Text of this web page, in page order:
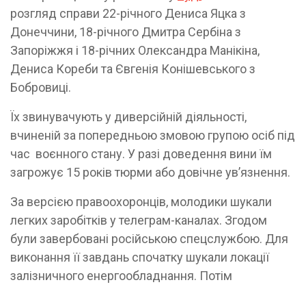
розгляд справи 22-річного Дениса Яцка з
Донеччини, 18-річного Дмитра Сербіна з
Запоріжжя і 18-річних Олександра Манікіна,
Дениса Кореби та Євгенія Конішевського з
Бобровиці.
Їх звинувачують у диверсійній діяльності,
вчиненій за попередньою змовою групою осіб під
час воєнного стану. У разі доведення вини їм
загрожує 15 років тюрми або довічне ув’язнення.
За версією правоохоронців, молодики шукали
легких заробітків у телеграм-каналах. Згодом
були завербовані російською спецслужбою. Для
виконання її завдань спочатку шукали локації
залізничного енергообладнання. Потім